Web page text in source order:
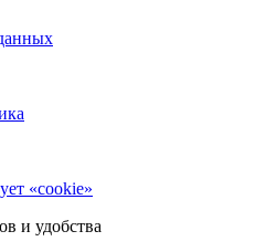
«cookie»
и удобства